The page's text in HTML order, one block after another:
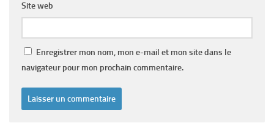
Site web
Enregistrer mon nom, mon e-mail et mon site dans le
navigateur pour mon prochain commentaire.